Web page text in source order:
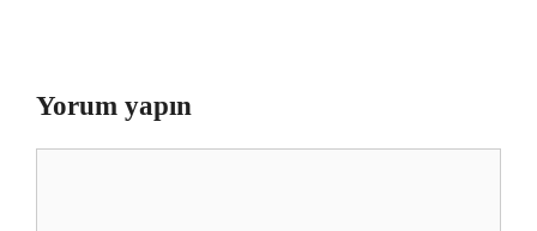
Yorum yapın